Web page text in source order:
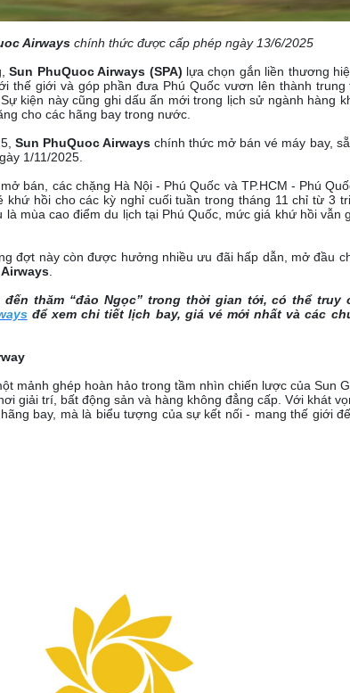
Airways chính thức được cấp phép ngày 13/6/2025
Sun PhuQuoc Airways (SPA) lựa chọn gắn liền thương
thế giới và góp phần đưa Phú Quốc vươn lên thành trung
kiện này cũng ghi dấu ấn mới trong lịch sử ngành hàng
cho các hãng bay trong nước.
Sun PhuQuoc Airwayschính thức mở bán vé máy bay,
1/11/2025.
bán, các chặng Hà Nội - Phú Quốc và TP.HCM - Phú
khứ hồi cho các kỳ nghỉ cuối tuần trong tháng 11 chỉ từ 3
mùa cao điểm du lịch tại Phú Quốc, mức giá khứ hồi vẫn
đợt này còn được hưởng nhiều ưu đãi hấp dẫn, mở đầu
thăm “đảo Ngọc” trong thời gian tới, có thể truy
để xem chi tiết lịch bay, giá vé mới nhất và các
mảnh ghép hoàn hảo trong tầm nhìn chiến lược của Sun
giải trí, bất động sản và hàng không đẳng cấp. Với khát
bay, mà là biểu tượng của sự kết nối - mang thế giới